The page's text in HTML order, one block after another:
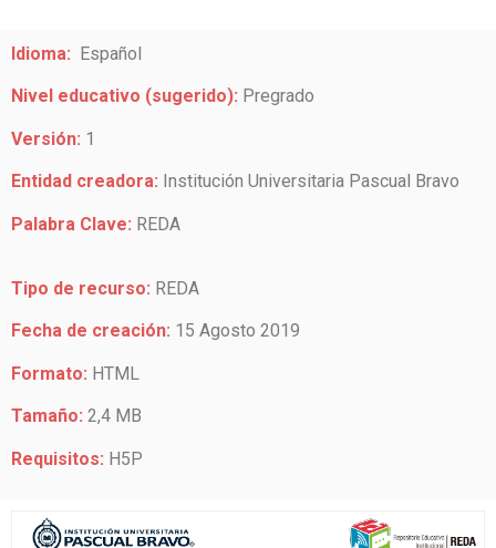
Idioma: Español
Nivel educativo (sugerido): Pregrado
Versión: 1
Entidad creadora: Institución Universitaria Pascual Bravo
Palabra Clave: REDA
Tipo de recurso: REDA
Fecha de creación: 15 Agosto 2019
Formato: HTML
Tamaño: 2,4 MB
Requisitos: H5P